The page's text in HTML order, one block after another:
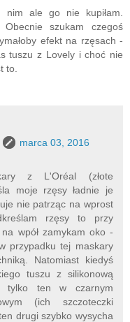
nim ale go nie kupiłam.
szukam czegoś
efekt na rzęsach -
tuszu z Lovely i choć nie
to.
marca 03, 2016
z L'Oréal (złote
moje rzęsy ładnie je
nie patrząc na wprost
rzęsy to przy
wpół zamykam oko -
przypadku tej maskary
Natomiast kiedyś
tuszu z silikonową
tylko ten w czarnym
(ich szczoteczki
drugi szybko wysycha